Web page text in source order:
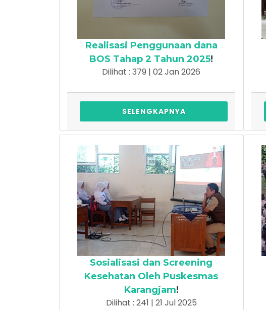
Realisasi Penggunaan dana
BOS Tahap 2 Tahun 2025!
Dilihat : 379 | 02 Jan 2026
SELENGKAPNYA
Sosialisasi dan Screening
Kesehatan Oleh Puskesmas
Karangjam!
Dilihat : 241 | 21 Jul 2025